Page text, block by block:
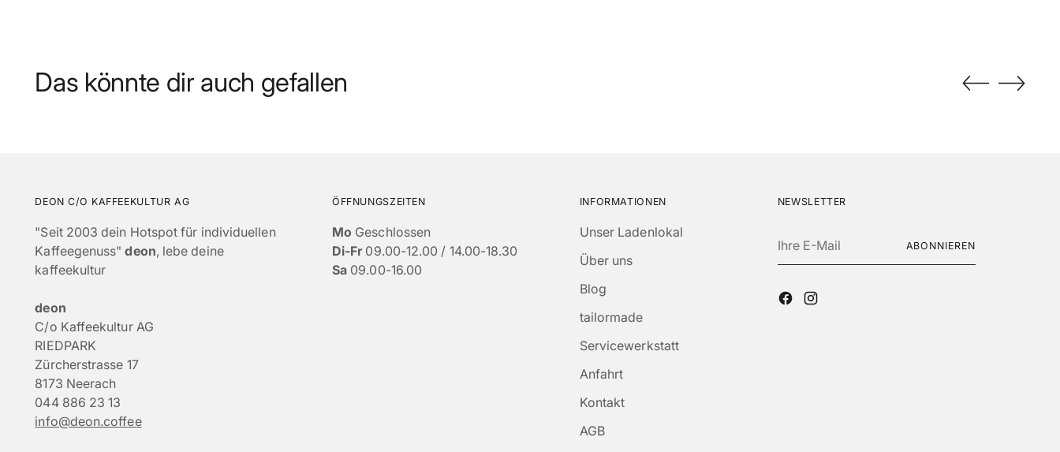
Das könnte dir auch gefallen
DEON C/O KAFFEEKULTUR AG
"Seit 2003 dein Hotspot für individuellen
Kaffeegenuss"deon, lebe deine
kaffeekultur
deon
C/o Kaffeekultur AG
RIEDPARK
Zürcherstrasse 17
8173 Neerach
044 886 23 13
info@deon.coffee
ÖFFNUNGSZEITEN
Mo Geschlossen
Di-Fr09.00-12.00 / 14.00-18.30
Sa 09.00-16.00
INFORMATIONEN
Unser Ladenlokal
Über uns
Blog
tailormade
Servicewerkstatt
Anfahrt
Kontakt
AGB
NEWSLETTER
E-
ABONNIEREN